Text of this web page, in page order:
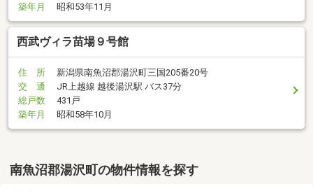
築年月
昭和53年11月
西武ヴィラ苗場９号館
住 所
新潟県南魚沼郡湯沢町三国205番20号
交 通
JR上越線 越後湯沢駅 バス37分
総戸数
431戸
築年月
昭和58年10月
南魚沼郡湯沢町の物件情報を探す